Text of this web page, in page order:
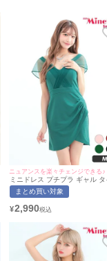
ニュアンスを楽々チェンジできる♪
ミニドレス プチプラ ギャル タ
オフショル セクシー シアー 低
背中魅せ 緑 2way キャバドレス
マイミネット
まとめ買い対象
¥2,990